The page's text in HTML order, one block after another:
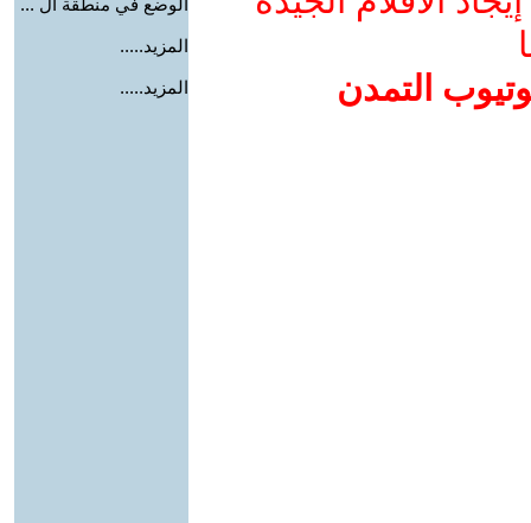
التمدن
الوضع في منطقة ال ...
المزيد.....
المزيد.....